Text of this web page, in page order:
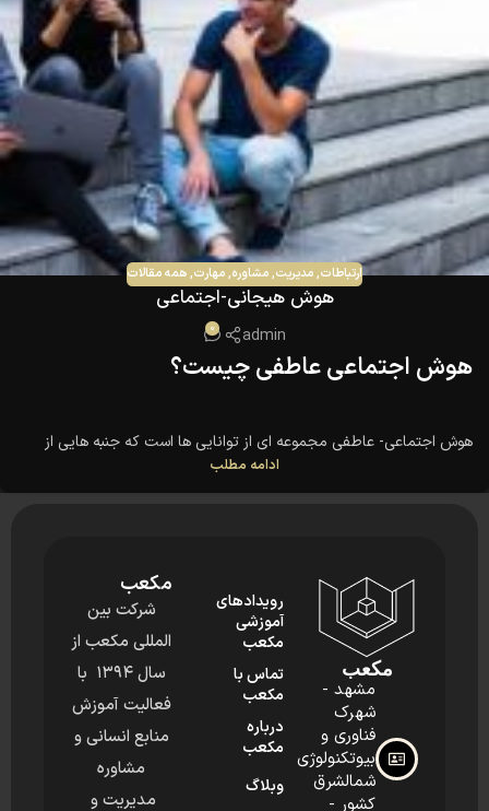
ارتباطات,مدیریت,مشاوره,مهارت,همه مقالات
هوش هیجانی-اجتماعی
admin
0
هوش اجتماعی عاطفی چیست؟
هوش اجتماعی- عاطفی مجموعه ای از توانایی ها است که جنبه هایی از
هوش هیجانی و اجتماعی را با هم ترکیب می کند.
هوش هیجانی-اجتماعی (ESI) "بخشی از هیجانات به هم پیوسته، شایستگی
ادامه مطلب
مکعب
مشهد -
شهرک
فناوری و
بیوتکنولوژی
شمالشرق
کشور -
رویدادهای
آموزشی
مکعب
تماس با
مکعب
درباره
مکعب
وبلاگ
مکعب
شرکت بین
المللی مکعب از
سال ۱۳۹۴ با
فعالیت آموزش
منابع انسانی و
مشاوره
مدیریت و